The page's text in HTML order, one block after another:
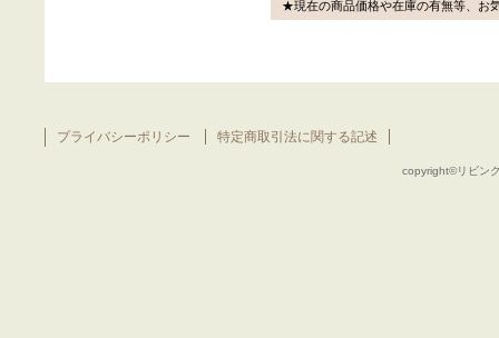
★現在の商品価格や在庫の有無等、お
copyright©リビン
プライバシーポリシー 特定商取引法に関する記述